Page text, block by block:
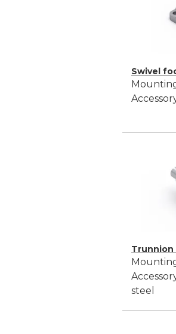
Swivel
Trunnion
steel